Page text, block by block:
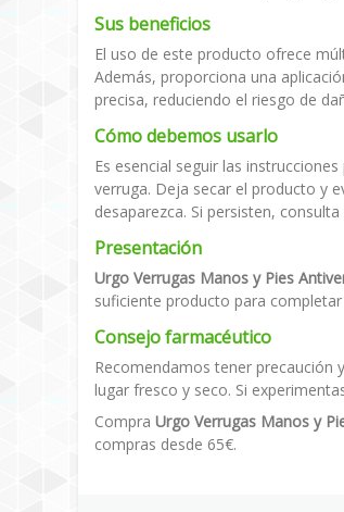
Sus beneficios
El uso de este producto ofrece
Además, proporciona una
precisa, reduciendo el riesgo de
Cómo debemos usarlo
Es esencial seguir las
verruga. Deja secar el producto y
desaparezca. Si persisten,
Presentación
Urgo Verrugas Manos y Pies
suficiente producto para
Consejo farmacéutico
Recomendamos tener precaución
lugar fresco y seco. Si
Compra Urgo Verrugas Manos y
compras desde 65€.